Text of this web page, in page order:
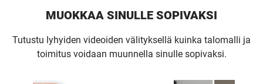
MUOKKAA SINULLE SOPIVAKSI
Tutustu lyhyiden videoiden välityksellä kuinka talomalli ja
toimitus voidaan muunnella sinulle sopivaksi.